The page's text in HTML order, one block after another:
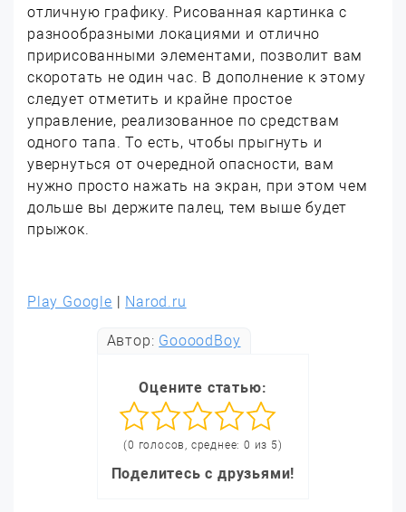
отличную графику. Рисованная картинка с
разнообразными локациями и отлично
пририсованными элементами, позволит вам
скоротать не один час. В дополнение к этому
следует отметить и крайне простое
управление, реализованное по средствам
одного тапа. То есть, чтобы прыгнуть и
увернуться от очередной опасности, вам
нужно просто нажать на экран, при этом чем
дольше вы держите палец, тем выше будет
прыжок.
Play Google | Narod.ru
Автор: GoooodBoy
Оцените статью:
(0 голосов, среднее: 0 из 5)
Поделитесь с друзьями!